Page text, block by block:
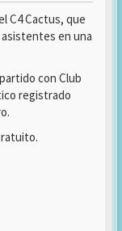
C4 Cactus, que
asistentes en una
con Club
registrado